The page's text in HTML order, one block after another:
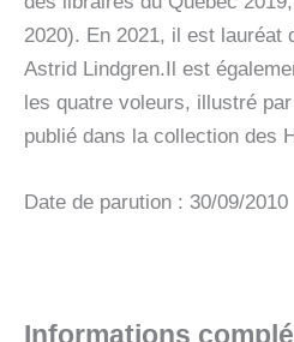
2020). En 2021, il est lauréat
Astrid Lindgren.Il est
les quatre voleurs, illustré
publié dans la collection des
Date de parution : 30/09/2010
Informations